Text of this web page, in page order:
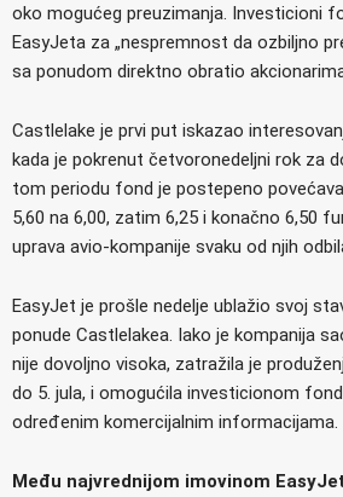
oko mogućeg preuzimanja. Investicioni
EasyJeta za „nespremnost da ozbiljno
sa ponudom direktno obratio
Castlelake je prvi put iskazao
kada je pokrenut četvoronedeljni rok za
tom periodu fond je postepeno
5,60 na 6,00, zatim 6,25 i konačno 6,50
uprava avio-kompanije svaku od njih
EasyJet je prošle nedelje ublažio svoj
ponude Castlelakea. Iako je kompanija
nije dovoljno visoka, zatražila je
do 5. jula, i omogućila investicionom
određenim komercijalnim informacijama.
Među najvrednijom imovinom